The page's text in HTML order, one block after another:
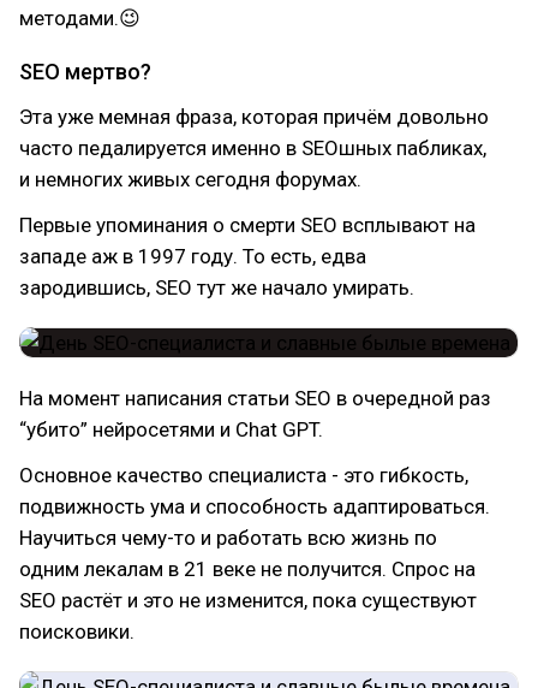
методами.😉
SEO мертво?
Эта уже мемная фраза, которая причём довольно
часто педалируется именно в SEOшных пабликах,
и немногих живых сегодня форумах.
Первые упоминания о смерти SEO всплывают на
западе аж в 1997 году. То есть, едва
зародившись, SEO тут же начало умирать.
На момент написания статьи SEO в очередной раз
“убито” нейросетями и Chat GPT.
Основное качество специалиста - это гибкость,
подвижность ума и способность адаптироваться.
Научиться чему-то и работать всю жизнь по
одним лекалам в 21 веке не получится. Спрос на
SEO растёт и это не изменится, пока существуют
поисковики.